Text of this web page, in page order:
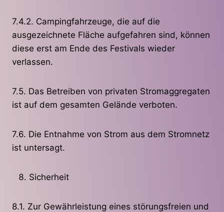
7.4.2. Campingfahrzeuge, die auf die
ausgezeichnete Fläche aufgefahren sind, können
diese erst am Ende des Festivals wieder
verlassen.
7.5. Das Betreiben von privaten Stromaggregaten
ist auf dem gesamten Gelände verboten.
7.6. Die Entnahme von Strom aus dem Stromnetz
ist untersagt.
Sicherheit
8.1. Zur Gewährleistung eines störungsfreien und